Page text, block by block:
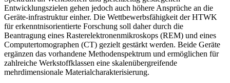
Entwicklungszielen gehen jedoch auch höhere Ansprüche an die
Geräte-infrastruktur einher. Die Wettbewerbsfähigkeit der HTWK
für erkenntnisorientierte Forschung soll daher durch die
Beantragung eines Rasterelektronenmikroskops (REM) und eines
Computertomographen (CT) gezielt gestärkt werden. Beide Geräte
ergänzen das vorhandene Methodenspektrum und ermöglichen für
zahlreiche Werkstoffklassen eine skalenübergreifende
mehrdimensionale Materialcharakterisierung.